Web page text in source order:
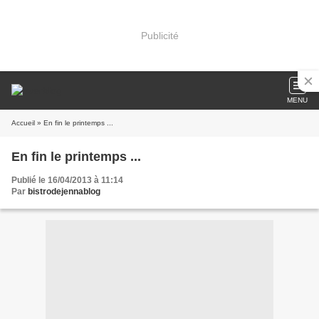
Publicité
MENU
Accueil » En fin le printemps ...
En fin le printemps ...
Publié le 16/04/2013 à 11:14
Par bistrodejennablog